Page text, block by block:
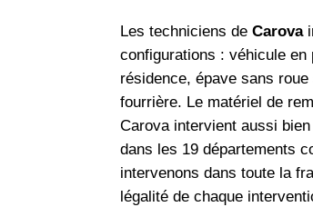
Les techniciens de Carova
configurations : véhicule
résidence, épave sans
fourrière. Le matériel de
Carova intervient aussi
dans les 19 départements
intervenons dans toute la
légalité de chaque